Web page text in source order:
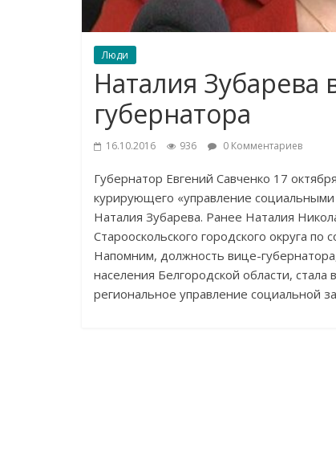
Люди
Наталия Зубарева
губернатора
16.10.2016 936 0 Комментариев
Губернатор Евгений Савченко 17
курирующего «управление
Наталия Зубарева. Ранее Наталия
Старооскольского городского округа по
Напомним, должность вице-
населения Белгородской области,
региональное управление социальной